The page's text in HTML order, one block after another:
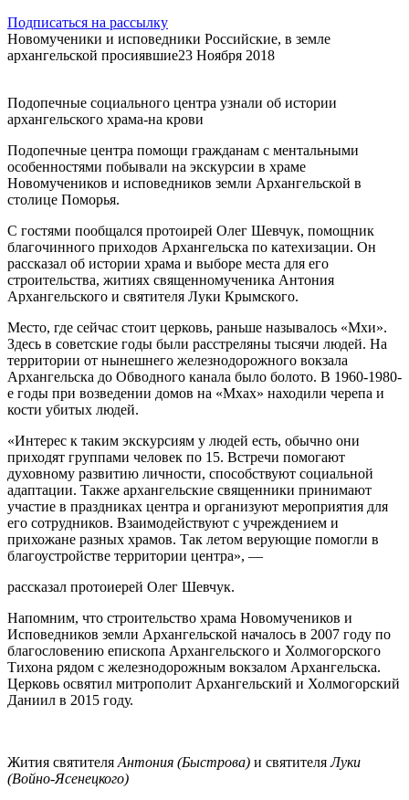
Подписаться на рассылку
Новомученики и исповедники Российские, в земле
архангельской просиявшие23 Ноября 2018
Подопечные социального центра узнали об истории
архангельского храма-на крови
Подопечные центра помощи гражданам с ментальными
особенностями побывали на экскурсии в храме
Новомучеников и исповедников земли Архангельской в
столице Поморья.
С гостями пообщался протоирей Олег Шевчук, помощник
благочинного приходов Архангельска по катехизации. Он
рассказал об истории храма и выборе места для его
строительства, житиях священномученика Антония
Архангельского и святителя Луки Крымского.
Место, где сейчас стоит церковь, раньше называлось «Мхи».
Здесь в советские годы были расстреляны тысячи людей. На
территории от нынешнего железнодорожного вокзала
Архангельска до Обводного канала было болото. В 1960-1980-
е годы при возведении домов на «Мхах» находили черепа и
кости убитых людей.
«Интерес к таким экскурсиям у людей есть, обычно они
приходят группами человек по 15. Встречи помогают
духовному развитию личности, способствуют социальной
адаптации. Также архангельские священники принимают
участие в праздниках центра и организуют мероприятия для
его сотрудников. Взаимодействуют с учреждением и
прихожане разных храмов. Так летом верующие помогли в
благоустройстве территории центра», —
рассказал протоиерей Олег Шевчук.
Напомним, что строительство храма Новомучеников и
Исповедников земли Архангельской началось в 2007 году по
благословению епископа Архангельского и Холмогорского
Тихона рядом с железнодорожным вокзалом Архангельска.
Церковь освятил митрополит Архангельский и Холмогорский
Даниил в 2015 году.
Жития святителя Антония (Быстрова) и святителяЛуки
(Войно-Ясенецкого)